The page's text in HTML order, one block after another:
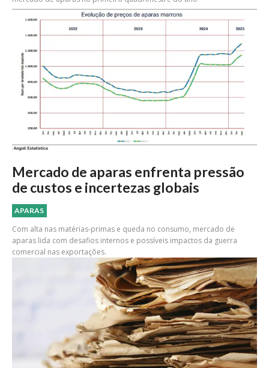
Mercado de aparas enfrenta pressão
de custos e incertezas globais
APARAS
Com alta nas matérias-primas e queda no consumo, mercado de
aparas lida com desafios internos e possíveis impactos da guerra
comercial nas exportações.